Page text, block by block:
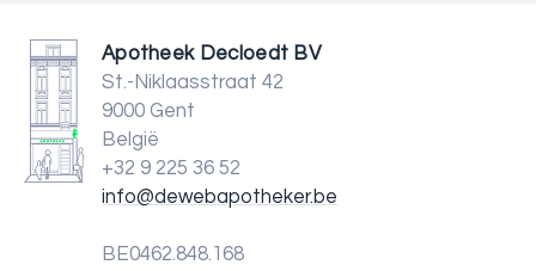
Apotheek Decloedt BV
St.-Niklaasstraat 42
9000 Gent
België
+32 9 225 36 52
info@dewebapotheker.be
BE0462.848.168